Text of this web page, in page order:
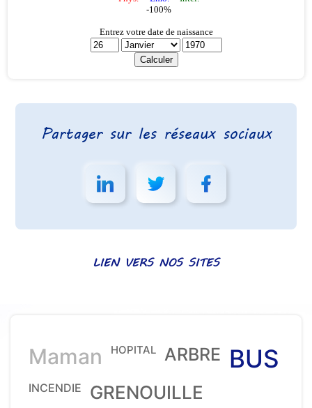
Partager sur les réseaux sociaux
LIEN VERS NOS SITES
Maman HOPITAL ARBRE BUS
INCENDIE GRENOUILLE